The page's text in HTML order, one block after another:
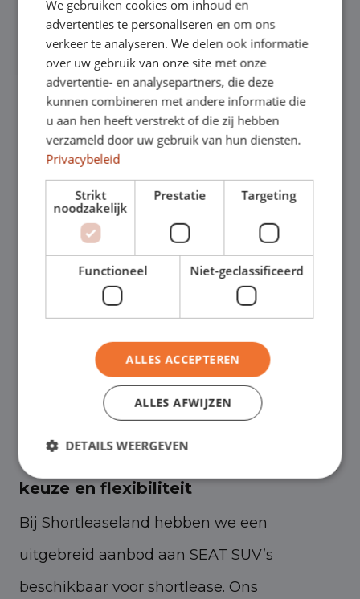
keuze is
Een SEAT SUV, of Sports Utility Vehicle,
biedt het beste van twee werelden: de
ruimte en het comfort van een grote auto
gecombineerd met de wendbaarheid en
prestaties van een kleinere auto. Dit maakt
de SEAT SUV een ideale keuze voor jou, of
je nu vaak op pad bent, lange afstanden
moet afleggen of gewoon geniet van het
SUV biedt de betrouwbaarheid en
functionaliteit die je nodig hebt.
SEAT SUV's bij Shortleaseland: ruime
keuze en flexibiliteit
Bij Shortleaseland hebben we een
uitgebreid aanbod aan SEAT SUV’s
beschikbaar voor shortlease. Ons
We gebruiken cookies om inhoud en
advertenties te personaliseren en om ons
verkeer te analyseren. We delen ook informatie
over uw gebruik van onze site met onze
advertentie- en analysepartners, die deze
kunnen combineren met andere informatie die
u aan hen heeft verstrekt of die zij hebben
verzameld door uw gebruik van hun diensten.
Privacybeleid
Strikt
noodzakelijk
Prestatie Targeting
Functioneel Niet-geclassificeerd
ALLES ACCEPTEREN
ALLES AFWIJZEN
DETAILS WEERGEVEN